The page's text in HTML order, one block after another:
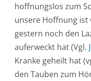
hoffnungslos zum
unsere Hoffnung ist
gestern noch den
auferweckt hat (Vgl.
Kranke geheilt hat
den Tauben zum